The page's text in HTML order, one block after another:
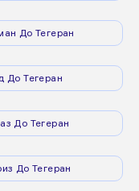
До Тегеран
До Тегеран
До Тегеран
До Тегеран